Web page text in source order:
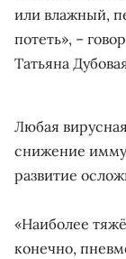
или влажный,
потеть», –
Татьяна
Любая
снижение
развитие
«Наиболее
конечно,